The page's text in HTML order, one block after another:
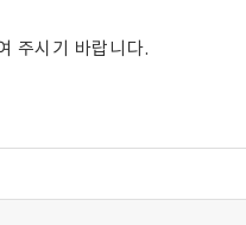
주시기 바랍니다.